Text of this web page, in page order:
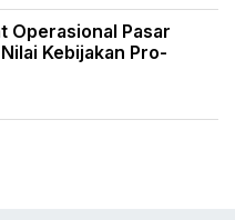
Operasional Pasar
Kebijakan Pro-